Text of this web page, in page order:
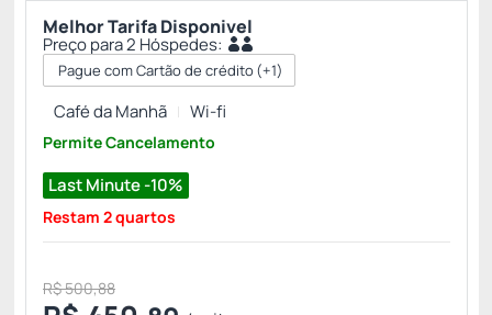
Melhor Tarifa Disponivel
Preço para 2 Hóspedes:
Pague com Cartão de crédito(+1)
Last Minute -10%
Café da Manhã Wi-fi
Permite Cancelamento
Restam 2 quartos
R$ 500,88